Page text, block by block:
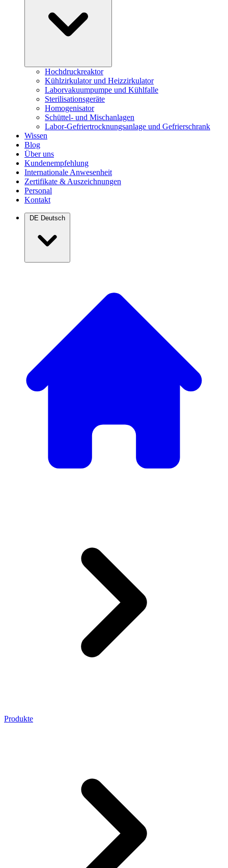
Hochdruckreaktor
Kühlzirkulator und Heizzirkulator
Laborvakuumpumpe und Kühlfalle
Sterilisationsgeräte
Homogenisator
Schüttel- und Mischanlagen
Labor-Gefriertrocknungsanlage und Gefrierschrank
Wissen
Blog
Über uns
Kundenempfehlung
Internationale Anwesenheit
Zertifikate & Auszeichnungen
Personal
Kontakt
DE Deutsch
Produkte